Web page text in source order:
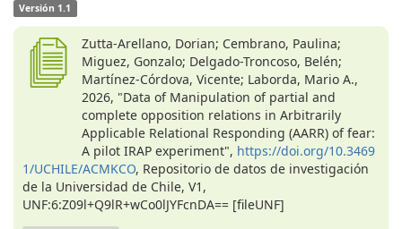
Versión 1.1
Zutta-Arellano, Dorian; Cembrano, Paulina;
Miguez, Gonzalo; Delgado-Troncoso, Belén;
Martínez-Córdova, Vicente; Laborda, Mario A.,
2026, "Data of Manipulation of partial and
complete opposition relations in Arbitrarily
Applicable Relational Responding (AARR) of fear:
A pilot IRAP experiment", https://doi.org/10.3469
1/UCHILE/ACMKCO, Repositorio de datos de investigación
de la Universidad de Chile, V1,
UNF:6:Z09l+Q9lR+wCo0lJYFcnDA== [fileUNF]